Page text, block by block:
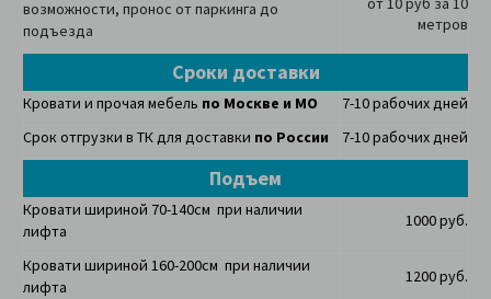
возможности, пронос от паркинга до
подъезда
метров
Сроки доставки
Кровати и прочая мебель по Москве и МО
7-10 рабочих дней
Срок отгрузки в ТК для доставки по России 7-10 рабочих дней
Подъем
Кровати шириной 70-140см при наличии
лифта
1000 руб.
Кровати шириной 160-200см при наличии
лифта
1200 руб.